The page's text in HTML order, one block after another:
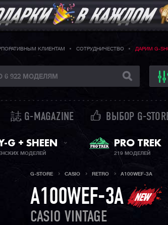
КЛИЕНТАМ СОТРУДНИЧЕСТВО ДАРИМ G-
誌 G-MAGAZINE ВЫБОР G-
ЧАСЫ
G + SHEEN
МОДЕЛЕЙ
PRO TREK
219 МОДЕЛЕЙ
G-STORE CASIO RETRO A100WEF-3A
A100WEF-3A
CASIO VINTAGE